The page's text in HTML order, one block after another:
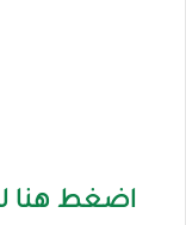
اضغط هنا